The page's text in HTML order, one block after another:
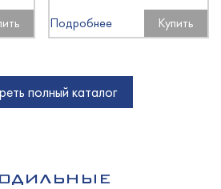
Подробнее Купить
полный каталог